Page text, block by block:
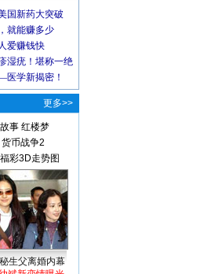
更多>>
事 红楼梦
货币战争2
福彩3D走势图
生父离婚内幕